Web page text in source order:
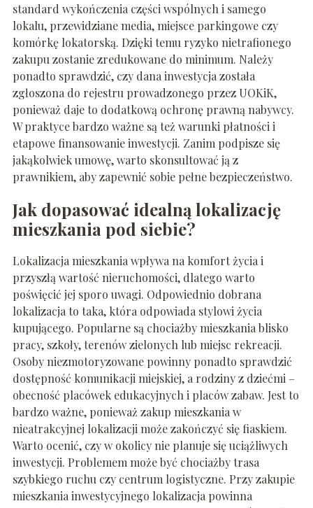
standard wykończenia części wspólnych i samego
lokalu, przewidziane media, miejsce parkingowe czy
komórkę lokatorską. Dzięki temu ryzyko nietrafionego
zakupu zostanie zredukowane do minimum. Należy
ponadto sprawdzić, czy dana inwestycja została
zgłoszona do rejestru prowadzonego przez UOKiK,
ponieważ daje to dodatkową ochronę prawną nabywcy.
W praktyce bardzo ważne są też warunki płatności i
etapowe finansowanie inwestycji. Zanim podpisze się
jakąkolwiek umowę, warto skonsultować ją z
prawnikiem, aby zapewnić sobie pełne bezpieczeństwo.
Jak dopasować idealną lokalizację
mieszkania pod siebie?
Lokalizacja mieszkania wpływa na komfort życia i
przyszłą wartość nieruchomości, dlatego warto
poświęcić jej sporo uwagi. Odpowiednio dobrana
lokalizacja to taka, która odpowiada stylowi życia
kupującego. Popularne są chociażby mieszkania blisko
pracy, szkoły, terenów zielonych lub miejsc rekreacji.
Osoby niezmotoryzowane powinny ponadto sprawdzić
dostępność komunikacji miejskiej, a rodziny z dziećmi –
obecność placówek edukacyjnych i placów zabaw. Jest to
bardzo ważne, ponieważ zakup mieszkania w
nieatrakcyjnej lokalizacji może zakończyć się fiaskiem.
Warto ocenić, czy w okolicy nie planuje się uciążliwych
inwestycji. Problemem może być chociażby trasa
szybkiego ruchu czy centrum logistyczne. Przy zakupie
mieszkania inwestycyjnego lokalizacja powinna